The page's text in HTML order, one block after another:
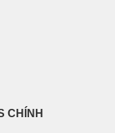
CHÍNH